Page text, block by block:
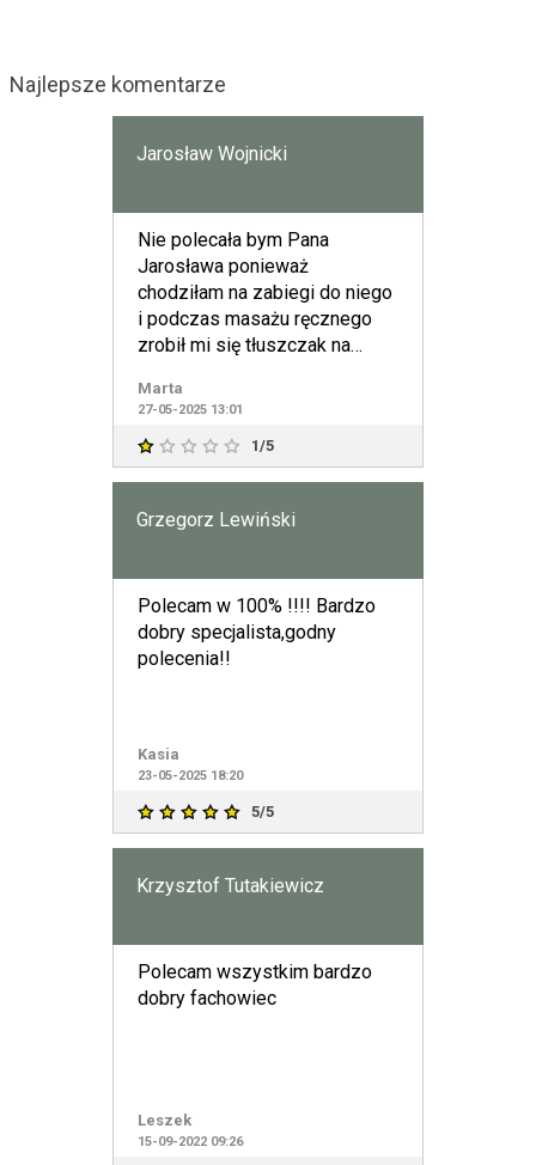
Najlepsze komentarze
Jarosław Wojnicki
Nie polecała bym Pana
Jarosława ponieważ
chodziłam na zabiegi do niego
i podczas masażu ręcznego
zrobił mi się tłuszczak na
uciśnięcie.
Marta
27-05-2025 13:01
1/5
Grzegorz Lewiński
Polecam w 100% !!!! Bardzo
dobry specjalista,godny
polecenia!!
Kasia
23-05-2025 18:20
5/5
Krzysztof Tutakiewicz
Polecam wszystkim bardzo
dobry fachowiec
Leszek
15-09-2022 09:26